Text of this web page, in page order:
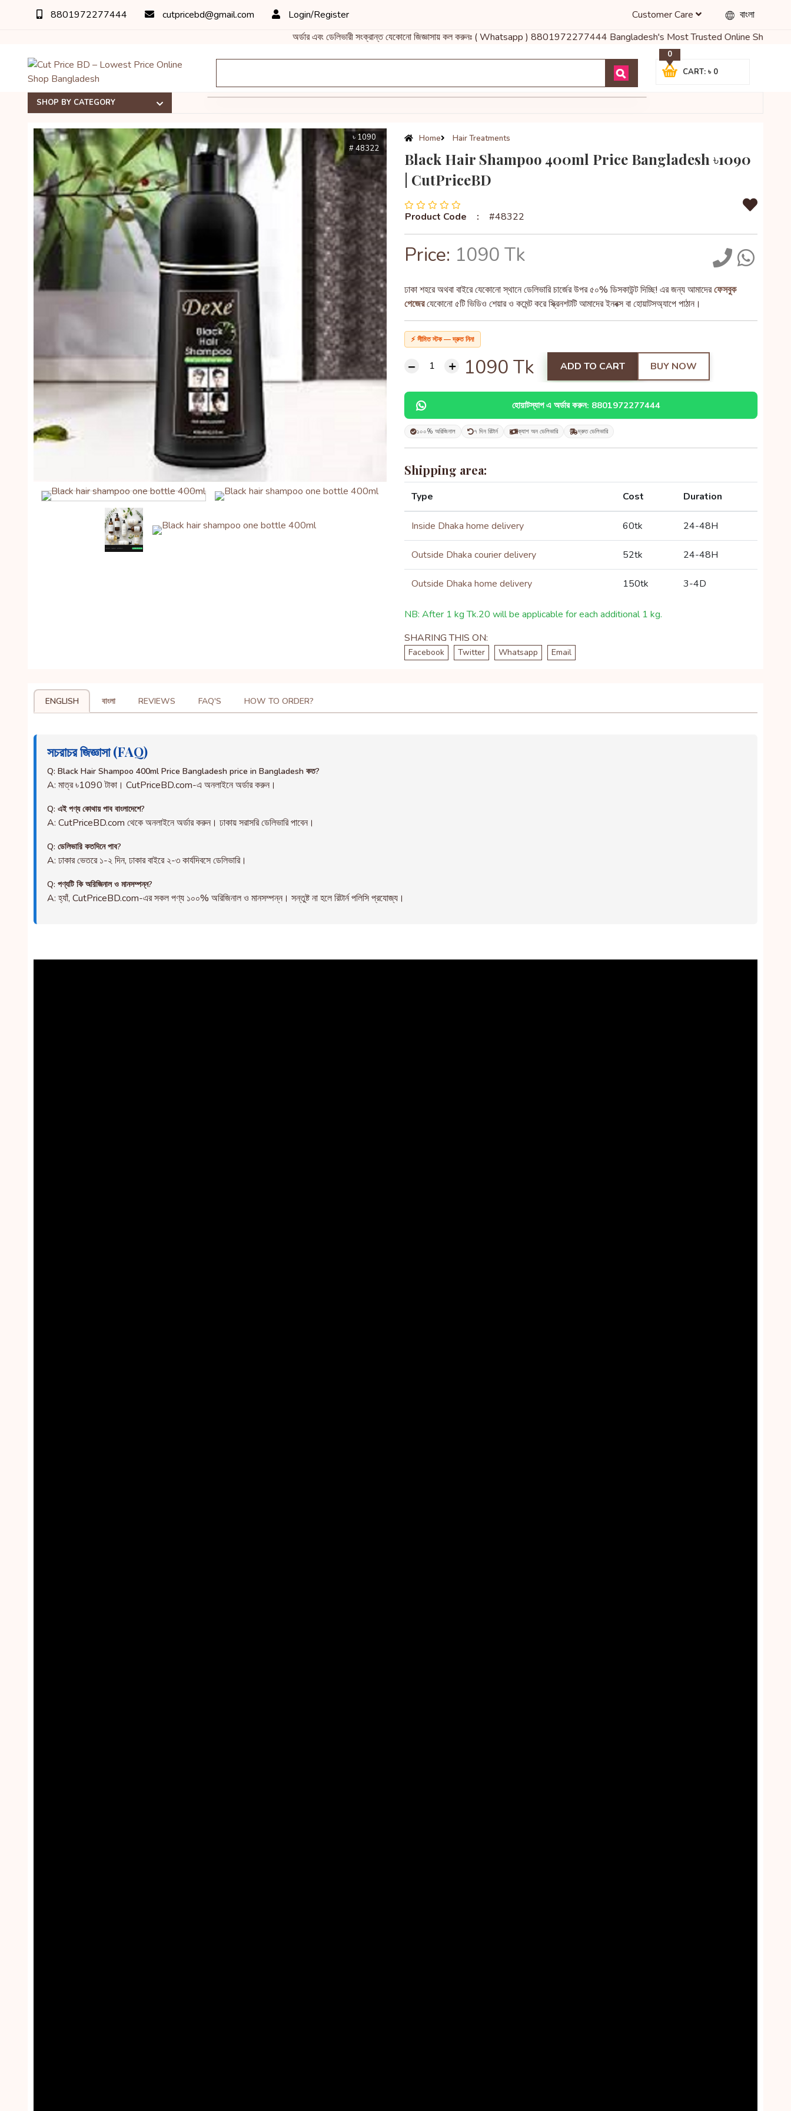
8801972277444 cutpricebd@gmail.com Login/Register বাংলা
Customer Care
অর্ডার এবং ডেলিভারী সংক্রান্ত যেকোনো জিজ্ঞাসায় কল করুনঃ ( Whatsapp ) 8801972277444 Bangladesh's Most Trusted Online Shop for Baby
CART: ৳ 0
0
SHOP BY CATEGORY
৳ 1090
# 48322
Home Hair Treatments
Black Hair Shampoo 400ml Price Bangladesh ৳1090
| CutPriceBD
Product Code : #48322
Price: 1090 Tk
ঢাকা শহরে অথবা বাইরে যেকোনো স্থানে ডেলিভারি চার্জের উপর ৫০% ডিসকাউন্ট দিচ্ছি! এর জন্য আমাদেরফেসবুক
পেজেরযেকোনো ৫টি ভিডিও শেয়ার ও কমেন্ট করে স্ক্রিনশটটি আমাদের ইনবক্স বা হোয়াটসঅ্যাপে পাঠান।
⚡ সীমিত স্টক — দ্রুত নিন!
1090 Tk ADD TO CART BUY NOW
হোয়াটস্যাপ এ অর্ডার করুন: 8801972277444
১০০% অরিজিনাল ৭ দিন রিটার্ন ক্যাশ অন ডেলিভারি দ্রুত ডেলিভারি
Shipping area:
Type Cost Duration
Inside Dhaka home delivery 60tk 24-48H
Outside Dhaka courier delivery 52tk 24-48H
Outside Dhaka home delivery 150tk 3-4D
NB: After 1 kg Tk.20 will be applicable for each additional 1 kg.
SHARING THIS ON:
Facebook Twitter Whatsapp Email
ENGLISH বাংলা REVIEWS FAQ'S HOW TO ORDER?
সচরাচর জিজ্ঞাসা (FAQ)
Q: Black Hair Shampoo 400ml Price Bangladesh price in Bangladesh কত?
A: মাত্র ৳1090 টাকা। CutPriceBD.com-এ অনলাইনে অর্ডার করুন।
Q: এই পণ্য কোথায় পাব বাংলাদেশে?
A: CutPriceBD.com থেকে অনলাইনে অর্ডার করুন। ঢাকায় সরাসরি ডেলিভারি পাবেন।
Q: ডেলিভারি কতদিনে পাব?
A: ঢাকার ভেতরে ১-২ দিন, ঢাকার বাইরে ২-৩ কার্যদিবসে ডেলিভারি।
Q: পণ্যটি কি অরিজিনাল ও মানসম্পন্ন?
A: হ্যাঁ, CutPriceBD.com-এর সকল পণ্য ১০০% অরিজিনাল ও মানসম্পন্ন। সন্তুষ্ট না হলে রিটার্ন পলিসি প্রযোজ্য।